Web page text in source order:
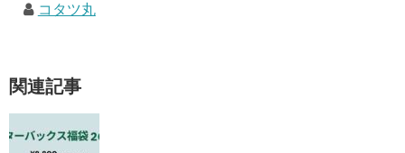
コタツ丸
関連記事